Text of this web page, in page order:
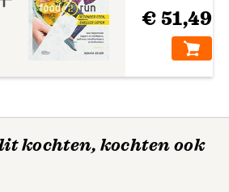
€ 51,49
kochten, kochten ook